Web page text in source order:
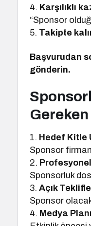
4. Karşılıklı
“Sponsor
5. Takipte
Başvurudan
gönderin.
1. Hedef Kitle
Sponsor
2.
Sponsorluk
3.Açık
Sponsor
4. Medya Planı